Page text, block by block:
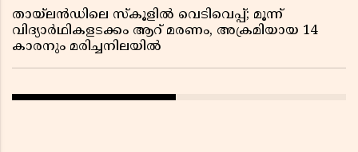
തായ്‌ലൻഡിലെ സ്‌കൂളിൽ വെടിവെപ്പ്; മൂന്ന്
വിദ്യാർഥികളടക്കം ആറ് മരണം, അക്രമിയായ 14
കാരനും മരിച്ചനിലയിൽ